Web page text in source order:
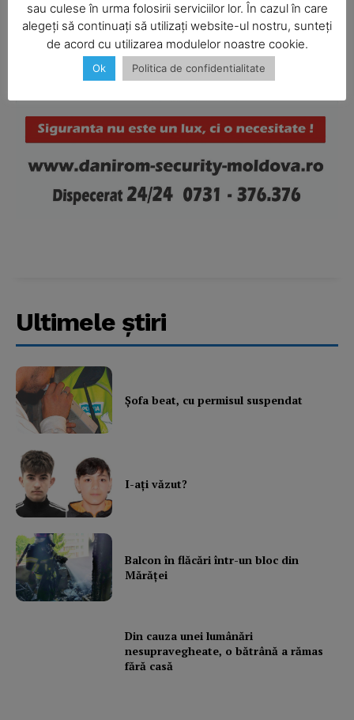
Company
Contact us
Subscription Plans
Ultimele ştiri
Şofa beat, cu permisul suspendat
I-aţi văzut?
Balcon în flăcări într-un bloc din
Mărăţei
Din cauza unei lumânări
nesupravegheate, o bătrână a rămas
fără casă
sau culese în urma folosirii serviciilor lor. În cazul în care
alegeți să continuați să utilizați website-ul nostru, sunteți
de acord cu utilizarea modulelor noastre cookie.
Ok Politica de confidentialitate